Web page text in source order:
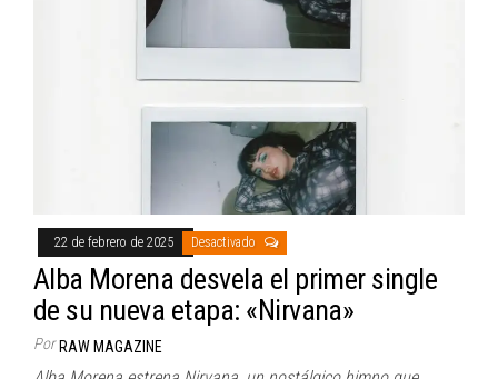
22 de febrero de 2025 Desactivado
Alba Morena desvela el primer single
de su nueva etapa: «Nirvana»
Por RAW MAGAZINE